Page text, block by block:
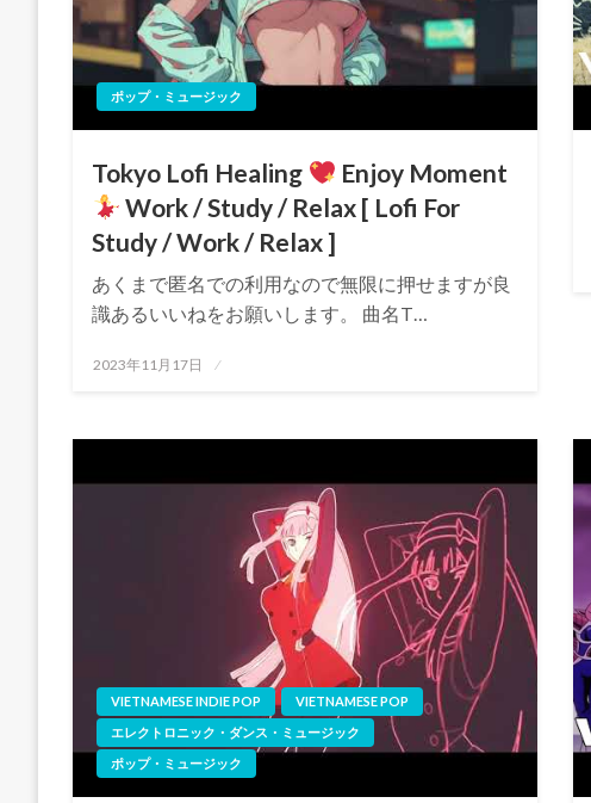
ポップ・ミュージック
Tokyo Lofi Healing
Enjoy Moment
Work / Study / Relax [ Lofi For
Study / Work / Relax ]
あくまで匿名での利用なので無限に押せますが良
識あるいいねをお願いします。 曲名T…
投
2023年11月17日
VIETNAMESE INDIE POP
VIETNAMESE POP
エレクトロニック・ダンス・ミュージック
ポップ・ミュージック